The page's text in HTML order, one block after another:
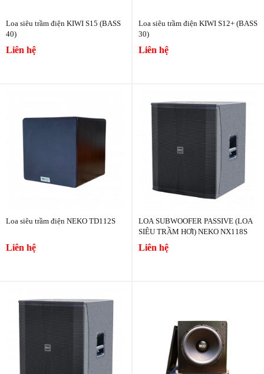
Loa siêu trầm điện KIWI S15 (BASS
40)
Liên hệ
Loa siêu trầm điện KIWI S12+ (BASS
30)
Liên hệ
Loa siêu trầm điện NEKO TD112S
Liên hệ
LOA SUBWOOFER PASSIVE (LOA
SIÊU TRẦM HƠI) NEKO NX118S
Liên hệ